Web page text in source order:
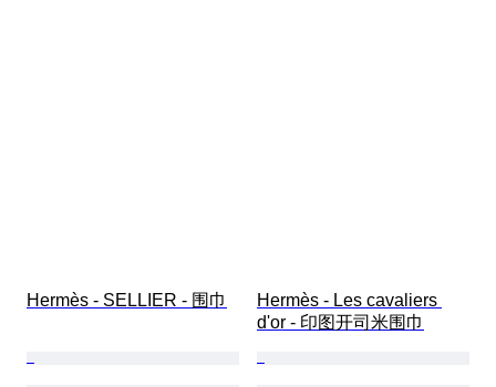
Hermès - SELLIER - 围巾
Hermès - Les cavaliers
d'or - 印图开司米围巾